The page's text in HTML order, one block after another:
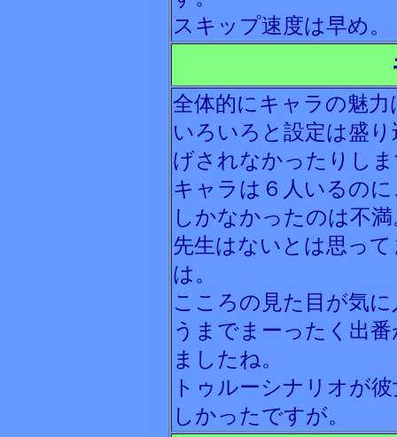
スキップ速度は早め。
全体的にキャラの魅
いろいろと設定は盛
げされなかったりし
キャラは６人いるの
しかなかったのは不満
先生はないとは思っ
は。
こころの見た目が気
うまでまーったく出
ましたね。
トゥルーシナリオが
しかったですが。